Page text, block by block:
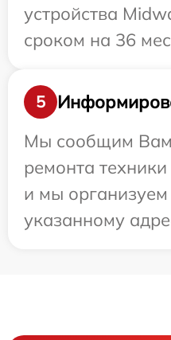
устройства
сроком на 36
5
Мы сообщим
ремонта
и мы организуем
указанному